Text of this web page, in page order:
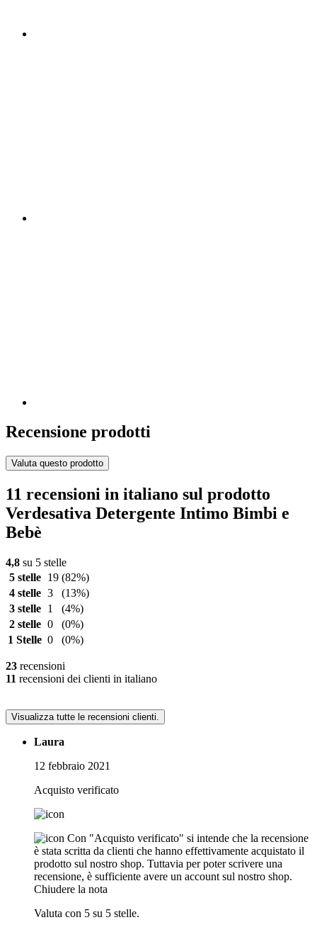
Recensione prodotti
Valuta questo prodotto
11 recensioni in italiano sul prodotto
Verdesativa Detergente Intimo Bimbi e
Bebè
4,8 su 5 stelle
5 stelle
19 (82%)
4 stelle 3
(13%)
3 stelle
1
(4%)
2 stelle 0
(0%)
1 Stelle 0 (0%)
23 recensioni
11 recensioni dei clienti in italiano
Visualizza tutte le recensioni clienti.
Laura
12 febbraio 2021
Acquisto verificato
Con "Acquisto verificato" si intende che la recensione
è stata scritta da clienti che hanno effettivamente acquistato il
prodotto sul nostro shop. Tuttavia per poter scrivere una
recensione, è sufficiente avere un account sul nostro shop.
Chiudere la nota
Valuta con 5 su 5 stelle.